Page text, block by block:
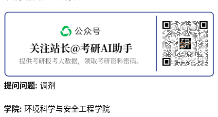
提问问题: 调剂
学院: 环境科学与安全工程学院